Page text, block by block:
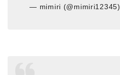
— mimiri (@mimiri12345)